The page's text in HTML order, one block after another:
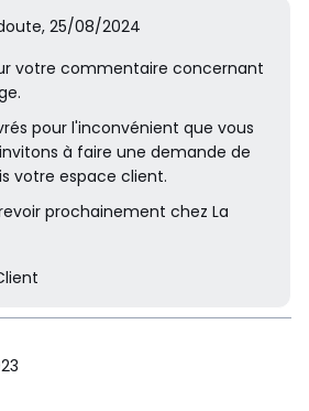
25/08/2024
votre commentaire concernant
pour l'inconvénient que vous
à faire une demande de
votre espace client.
prochainement chez La